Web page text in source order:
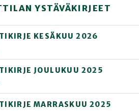
YSTÄVÄKIRJEET
KESÄKUU 2026
JOULUKUU 2025
MARRASKUU 2025